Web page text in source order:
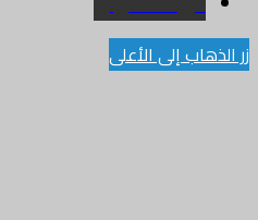
زر الذهاب إلى الأعلى